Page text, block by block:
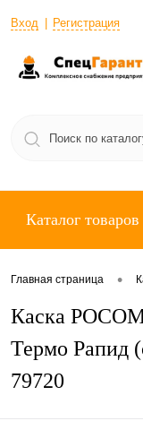
Вход Регистрация
Каталог товаров
Главная страница •
Каска
Термо Рапид
79720